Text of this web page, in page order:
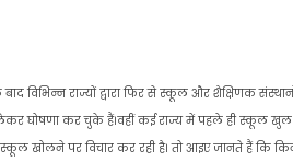
राज्यों द्वारा फिर से स्कूल और शैक्षिणक
घोषणा कर चुके हैं।वहीं कई राज्य में पहले ही स्कूल
खोलने पर विचार कर रही है। तो आइए जानते हैं कि